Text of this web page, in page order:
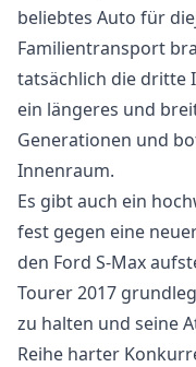
beliebtes Auto für
Familientransport
tatsächlich die dritte
ein längeres und
Generationen und
Innenraum.
Es gibt auch ein
fest gegen eine
den Ford S-Max
Tourer 2017
zu halten und seine
Reihe harter